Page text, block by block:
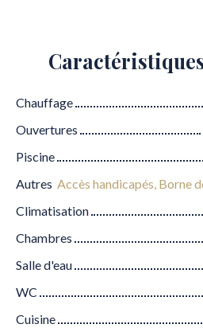
Chauffage
Ouvertures
Piscine
Autres
Climatisation
Chambres
Salle d'eau
WC
Cuisine